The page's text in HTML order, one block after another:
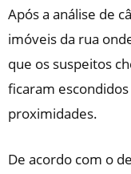
Após a análise de
imóveis da rua
que os suspeitos
ficaram
proximidades.
De acordo com o